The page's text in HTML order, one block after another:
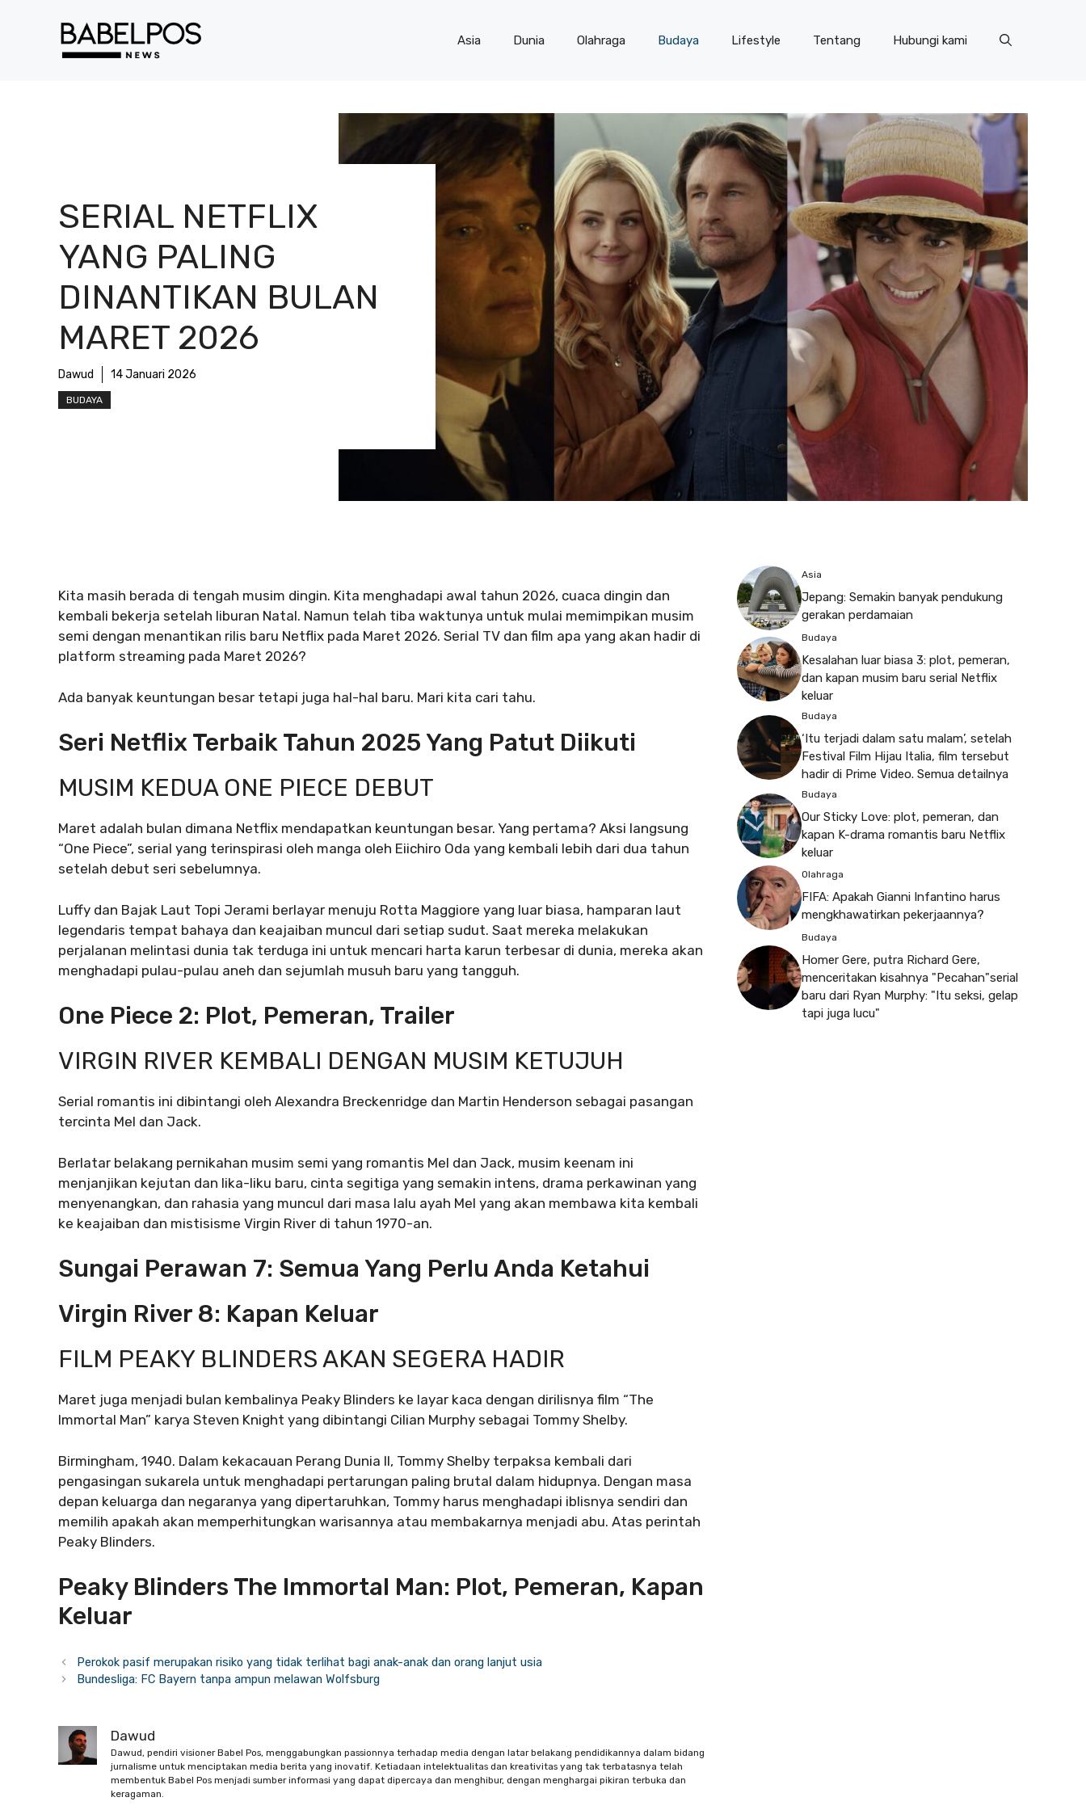
Asia Dunia Olahraga Budaya Lifestyle Tentang Hubungi kami
SERIAL NETFLIX
YANG PALING
DINANTIKAN BULAN
MARET 2026
Dawud 14 Januari 2026
BUDAYA
Kita masih berada di tengah musim dingin. Kita menghadapi awal tahun 2026, cuaca dingin dan
kembali bekerja setelah liburan Natal. Namun telah tiba waktunya untuk mulai memimpikan musim
semi dengan menantikan rilis baru Netflix pada Maret 2026. Serial TV dan film apa yang akan hadir di
platform streaming pada Maret 2026?
Ada banyak keuntungan besar tetapi juga hal-hal baru. Mari kita cari tahu.
Seri Netflix Terbaik Tahun 2025 Yang Patut Diikuti
MUSIM KEDUA ONE PIECE DEBUT
Maret adalah bulan dimana Netflix mendapatkan keuntungan besar. Yang pertama? Aksi langsung
“One Piece”, serial yang terinspirasi oleh manga oleh Eiichiro Oda yang kembali lebih dari dua tahun
setelah debut seri sebelumnya.
Luffy dan Bajak Laut Topi Jerami berlayar menuju Rotta Maggiore yang luar biasa, hamparan laut
legendaris tempat bahaya dan keajaiban muncul dari setiap sudut. Saat mereka melakukan
perjalanan melintasi dunia tak terduga ini untuk mencari harta karun terbesar di dunia, mereka akan
menghadapi pulau-pulau aneh dan sejumlah musuh baru yang tangguh.
One Piece 2: Plot, Pemeran, Trailer
VIRGIN RIVER KEMBALI DENGAN MUSIM KETUJUH
Serial romantis ini dibintangi oleh Alexandra Breckenridge dan Martin Henderson sebagai pasangan
tercinta Mel dan Jack.
Berlatar belakang pernikahan musim semi yang romantis Mel dan Jack, musim keenam ini
menjanjikan kejutan dan lika-liku baru, cinta segitiga yang semakin intens, drama perkawinan yang
menyenangkan, dan rahasia yang muncul dari masa lalu ayah Mel yang akan membawa kita kembali
ke keajaiban dan mistisisme Virgin River di tahun 1970-an.
Sungai Perawan 7: Semua Yang Perlu Anda Ketahui
Virgin River 8: Kapan Keluar
FILM PEAKY BLINDERS AKAN SEGERA HADIR
Maret juga menjadi bulan kembalinya Peaky Blinders ke layar kaca dengan dirilisnya film “The
Immortal Man” karya Steven Knight yang dibintangi Cilian Murphy sebagai Tommy Shelby.
Birmingham, 1940. Dalam kekacauan Perang Dunia II, Tommy Shelby terpaksa kembali dari
pengasingan sukarela untuk menghadapi pertarungan paling brutal dalam hidupnya. Dengan masa
depan keluarga dan negaranya yang dipertaruhkan, Tommy harus menghadapi iblisnya sendiri dan
memilih apakah akan memperhitungkan warisannya atau membakarnya menjadi abu. Atas perintah
Peaky Blinders.
Peaky Blinders The Immortal Man: Plot, Pemeran, Kapan
Keluar
Perokok pasif merupakan risiko yang tidak terlihat bagi anak-anak dan orang lanjut usia
Bundesliga: FC Bayern tanpa ampun melawan Wolfsburg
Dawud
Dawud, pendiri visioner Babel Pos, menggabungkan passionnya terhadap media dengan latar belakang pendidikannya dalam bidang
jurnalisme untuk menciptakan media berita yang inovatif. Ketiadaan intelektualitas dan kreativitas yang tak terbatasnya telah
membentuk Babel Pos menjadi sumber informasi yang dapat dipercaya dan menghibur, dengan menghargai pikiran terbuka dan
keragaman.
Asia
Jepang: Semakin banyak pendukung
gerakan perdamaian
Budaya
Kesalahan luar biasa 3: plot, pemeran,
dan kapan musim baru serial Netflix
keluar
Budaya
‘Itu terjadi dalam satu malam’, setelah
Festival Film Hijau Italia, film tersebut
hadir di Prime Video. Semua detailnya
Budaya
Our Sticky Love: plot, pemeran, dan
kapan K-drama romantis baru Netflix
keluar
Olahraga
FIFA: Apakah Gianni Infantino harus
mengkhawatirkan pekerjaannya?
Budaya
Homer Gere, putra Richard Gere,
menceritakan kisahnya "Pecahan"serial
baru dari Ryan Murphy: "Itu seksi, gelap
tapi juga lucu"